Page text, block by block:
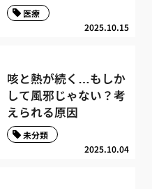
2025.10.15
医療
咳と熱が続く…もしか
して風邪じゃない？考
えられる原因
2025.10.04
未分類